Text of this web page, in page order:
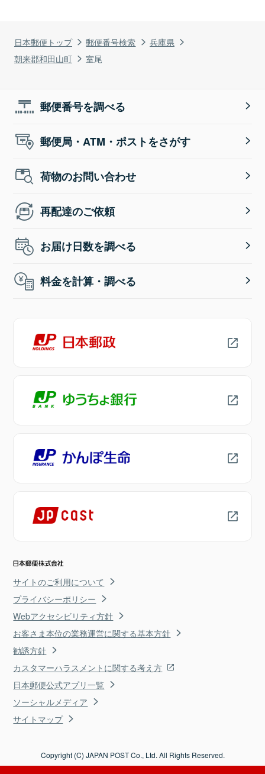
日本郵便トップ 郵便番号検索
兵庫県
朝来郡和田山町
室尾
郵便番号を調べる
郵便局・ATM・ポストをさがす
荷物のお問い合わせ
再配達のご依頼
お届け日数を調べる
料金を計算・調べる
サイトのご利用について
プライバシーポリシー
Webアクセシビリティ方針
お客さま本位の業務運営に関する基本方針
勧誘方針
カスタマーハラスメントに関する考え方
日本郵便公式アプリ一覧
ソーシャルメディア
サイトマップ
Copyright (C) JAPAN POST Co., Ltd. All Rights Reserved.